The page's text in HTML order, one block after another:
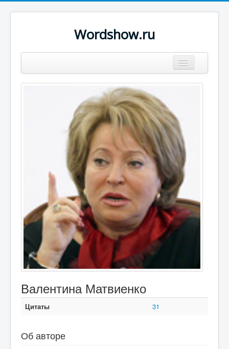
Wordshow.ru
Популярные цитаты
Авторы
Валентина Матвиенко
Цитаты 31
Об авторе